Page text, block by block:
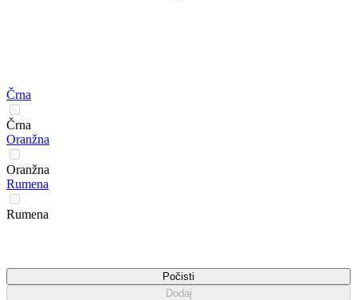
Črna
Črna
Oranžna
Oranžna
Rumena
Rumena
Počisti
Dodaj